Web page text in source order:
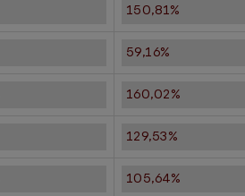
150,81%
59,16%
160,02%
129,53%
105,64%